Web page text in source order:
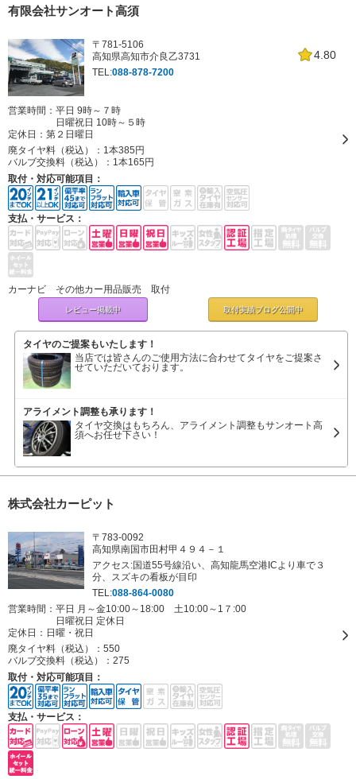
有限会社サンオート高須
4.80
〒781-5106
高知県高知市介良乙3731
TEL:088-878-7200
営業時間：平日 9時～７時
日曜祝日 10時～５時
定休日： 第２日曜日
廃タイヤ料（税込）： 1本385円
バルブ交換料（税込）： 1本165円
取付・対応可能項目：
支払・サービス：
カーナビ その他カー用品販売 取付
レビュー掲載中 取付実績ブログ公開中
タイヤのご提案もいたします！
当店では皆さんのご使用方法に合わせてタイヤをご提案さ
せていただいております。
アライメント調整も承ります！
タイヤ交換はもちろん、アライメント調整もサンオート高
須へお任せ下さい！
株式会社カーピット
〒783-0092
高知県南国市田村甲４９４－１
アクセス:国道55号線沿い、高知龍馬空港ICより車で３
分、スズキの看板が目印
TEL:088-864-0080
営業時間：平日 月～金10:00～18:00 土10:00～1７:00
日曜祝日 定休日
定休日： 日曜・祝日
廃タイヤ料（税込）： 550
バルブ交換料（税込）： 275
取付・対応可能項目：
支払・サービス：